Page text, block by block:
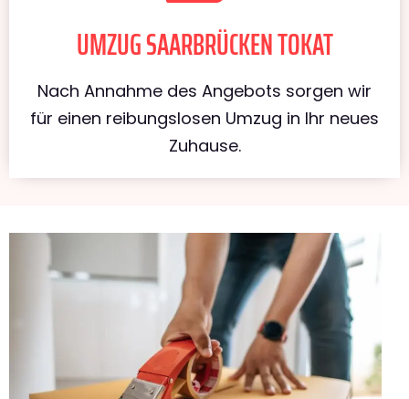
UMZUG SAARBRÜCKEN TOKAT
Nach Annahme des Angebots sorgen wir
für einen reibungslosen Umzug in Ihr neues
Zuhause.